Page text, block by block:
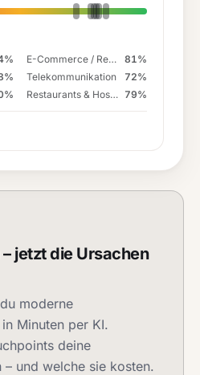
% E-Commerce / Retail 81%
% Telekommunikation 72%
% Restaurants & Hospitality 79%
jetzt die Ursachen
moderne
Minuten per KI.
deine
und welche sie kosten.